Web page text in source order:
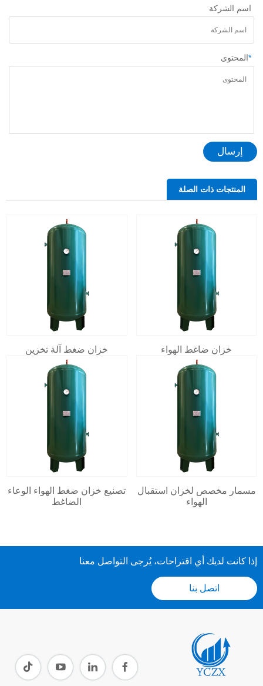
اسم الشركة
*المحتوى
إرسال
المنتجات ذات الصلة
خزان ضغط آلة تخزين خزان ضاغط الهواء
تصنيع خزان ضغط الهواء الوعاء
الضاغط
مسمار مخصص لخزان استقبال
الهواء
إذا كانت لديك أي اقتراحات، يُرجى التواصل معنا
اتصل بنا